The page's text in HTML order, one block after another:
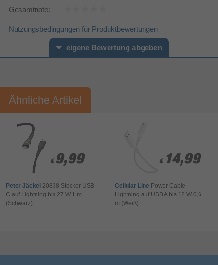
Anschluss1 Formfaktor
Anschluss2 Formfaktor Gerade
Verpackungstiefe
Verpackungsbreite
Sonstiges
Artikelnummer
Herstellerartikelnummer
Gesamtnote:
Nutzungsbedingungen für Produktbewertungen
eigene Bewertung abgeben
Ihre Bewertung:
Bitte mindestens 20 Wörter eingeben
Ihr Kommentar*
Ähnliche Artikel
€ 9,99
€ 9,99
Peter Jäckel 20838 Stecker USB
C auf Lightning bis 27 W 1 m
(Schwarz)
€ 14,99
€ 14,99
Cellular Line Power Cable
Lightning auf USB A bis 12 W 0,6
m (Weiß)